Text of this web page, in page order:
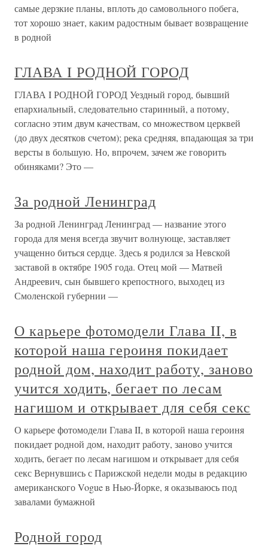
самые дерзкие планы, вплоть до самовольного побега,
тот хорошо знает, каким радостным бывает возвращение
в родной
ГЛАВА I РОДНОЙ ГОРОД
ГЛАВА I РОДНОЙ ГОРОД Уездный город, бывший
епархиальный, следовательно старинный, а потому,
согласно этим двум качествам, со множеством церквей
(до двух десятков счетом); река средняя, впадающая за три
версты в большую. Но, впрочем, зачем же говорить
обиняками? Это —
За родной Ленинград
За родной Ленинград Ленинград — название этого
города для меня всегда звучит волнующе, заставляет
учащенно биться сердце. Здесь я родился за Невской
заставой в октябре 1905 года. Отец мой — Матвей
Андреевич, сын бывшего крепостного, выходец из
Смоленской губернии —
О карьере фотомодели Глава II, в
которой наша героиня покидает
родной дом, находит работу, заново
учится ходить, бегает по лесам
нагишом и открывает для себя секс
О карьере фотомодели Глава II, в которой наша героиня
покидает родной дом, находит работу, заново учится
ходить, бегает по лесам нагишом и открывает для себя
секс Вернувшись с Парижской недели моды в редакцию
американского Vogue в Нью-Йорке, я оказываюсь под
завалами бумажной
Родной город